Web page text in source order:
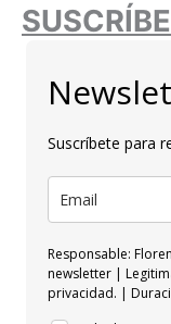
Suscríbete para
Responsable:
newsletter |
privacidad. |